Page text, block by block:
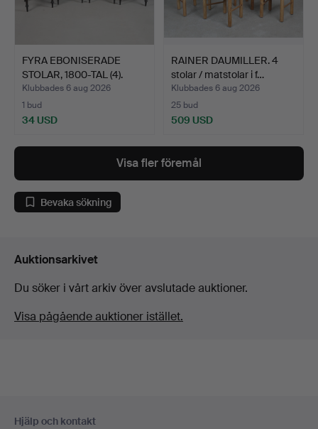
FYRA EBONISERADE
STOLAR, 1800-TAL (4).
Klubbades 6 aug 2026
1 bud
34 USD
RAINER DAUMILLER. 4
stolar / matstolar i f…
Klubbades 6 aug 2026
25 bud
509 USD
Visa fler föremål
Bevaka sökning
Auktionsarkivet
Du söker i vårt arkiv över avslutade auktioner.
Visa pågående auktioner istället.
Hjälp och kontakt